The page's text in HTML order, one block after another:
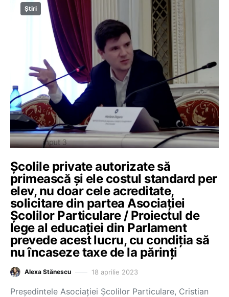
Știri
Școlile private autorizate să
primească și ele costul standard per
elev, nu doar cele acreditate,
solicitare din partea Asociației
Școlilor Particulare / Proiectul de
lege al educației din Parlament
prevede acest lucru, cu condiția să
nu încaseze taxe de la părinți
Alexa Stănescu 18 aprilie 2023
Președintele Asociației Școlilor Particulare, Cristian